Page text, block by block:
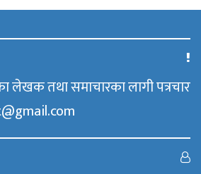
तथा समाचारका लागी पत्रचार